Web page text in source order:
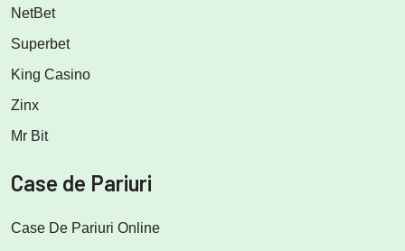
NetBet
Superbet
King Casino
Zinx
Mr Bit
Case de Pariuri
Case De Pariuri Online